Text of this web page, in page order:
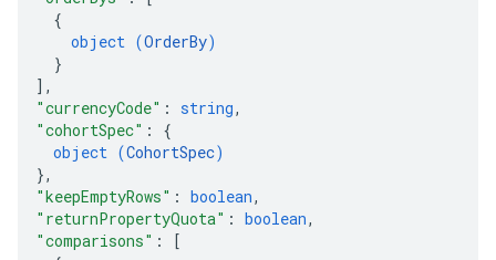
{
object (OrderBy)
}
] ,
"currencyCode" : string,
"cohortSpec" : {
object (CohortSpec)
},
"keepEmptyRows" : boolean,
"returnPropertyQuota" : boolean,
"comparisons" :
[